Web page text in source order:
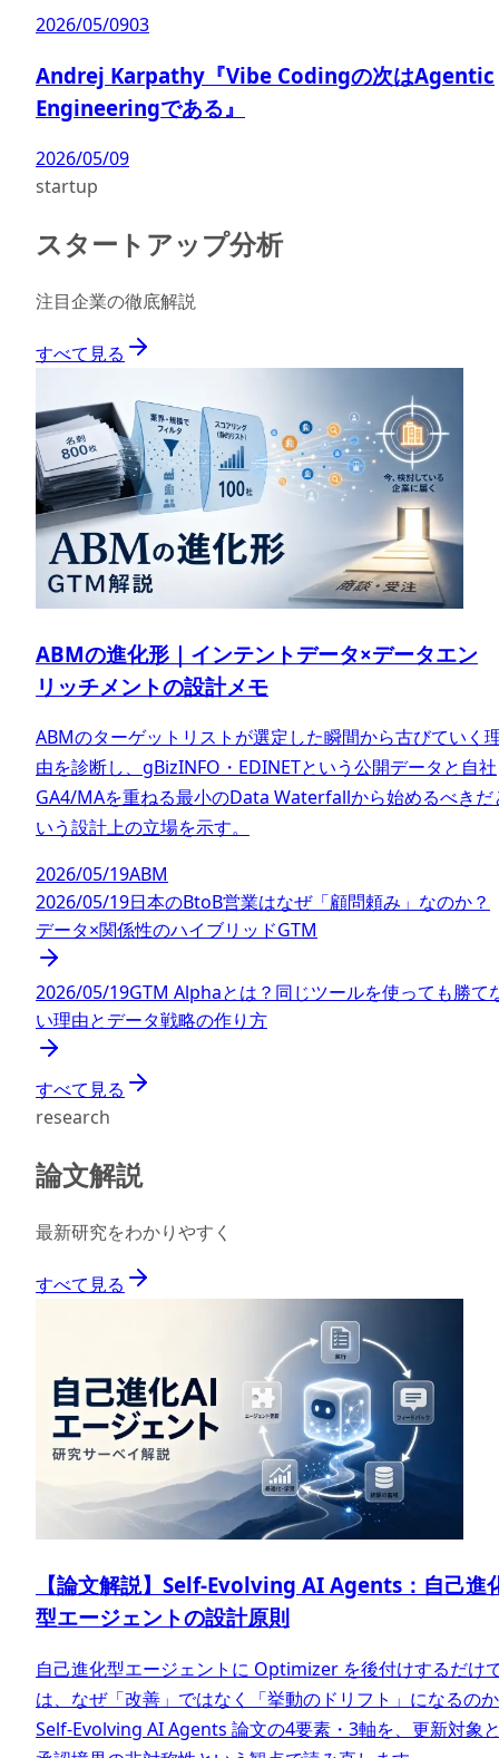
2026/05/0903
Andrej Karpathy『Vibe Codingの次はAgentic
Engineeringである』
2026/05/09
startup
スタートアップ分析
注目企業の徹底解説
すべて見る
ABMの進化形｜インテントデータ×データエン
リッチメントの設計メモ
ABMのターゲットリストが選定した瞬間から古びていく
由を診断し、gBizINFO・EDINETという公開データと自社
GA4/MAを重ねる最小のData Waterfallから始めるべきだ
いう設計上の立場を示す。
2026/05/19ABM
2026/05/19日本のBtoB営業はなぜ「顧問頼み」なのか？
データ×関係性のハイブリッドGTM
2026/05/19GTM Alphaとは？同じツールを使っても勝て
い理由とデータ戦略の作り方
すべて見る
research
論文解説
最新研究をわかりやすく
すべて見る
【論文解説】Self-Evolving AI Agents：自己進
型エージェントの設計原則
自己進化型エージェントに Optimizer を後付けするだけ
は、なぜ「改善」ではなく「挙動のドリフト」になるの
Self-Evolving AI Agents 論文の4要素・3軸を、更新対象